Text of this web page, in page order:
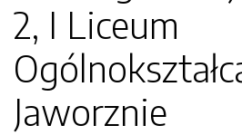
2, I Liceum
Jaworznie